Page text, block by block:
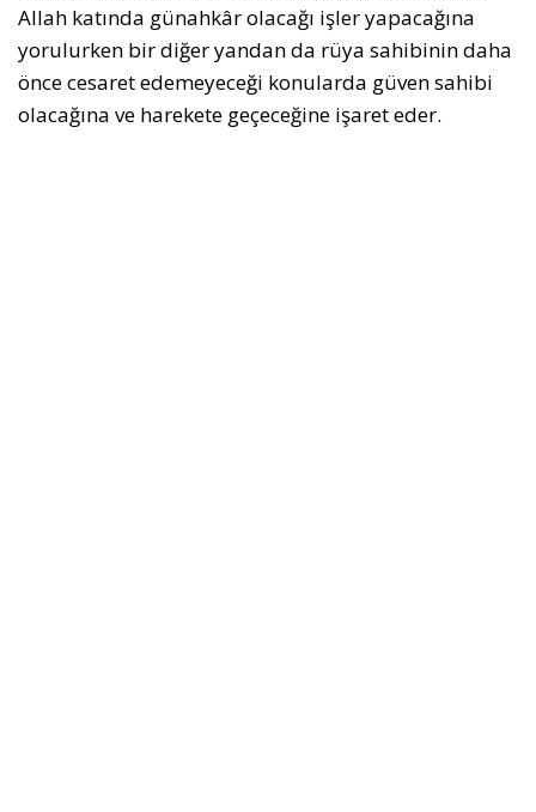
Allah katında günahkâr olacağı işler yapacağına
yorulurken bir diğer yandan da rüya sahibinin daha
önce cesaret edemeyeceği konularda güven sahibi
olacağına ve harekete geçeceğine işaret eder.